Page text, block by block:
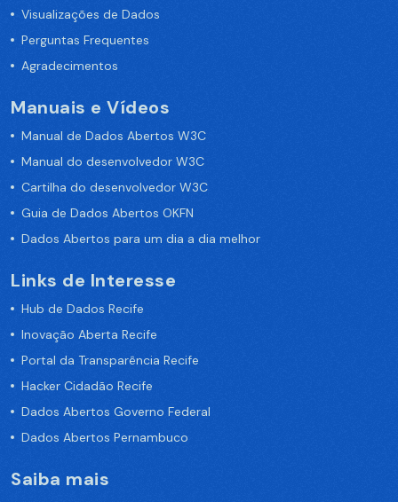
Visualizações de Dados
Perguntas Frequentes
Agradecimentos
Manuais e Vídeos
Manual de Dados Abertos W3C
Manual do desenvolvedor W3C
Cartilha do desenvolvedor W3C
Guia de Dados Abertos OKFN
Dados Abertos para um dia a dia melhor
Links de Interesse
Hub de Dados Recife
Inovação Aberta Recife
Portal da Transparência Recife
Hacker Cidadão Recife
Dados Abertos Governo Federal
Dados Abertos Pernambuco
Saiba mais